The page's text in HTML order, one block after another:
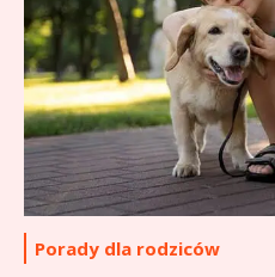
Porady dla rodziców